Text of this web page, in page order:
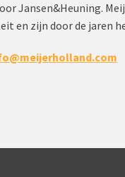
Jansen&Heuning.
en zijn door de jaren